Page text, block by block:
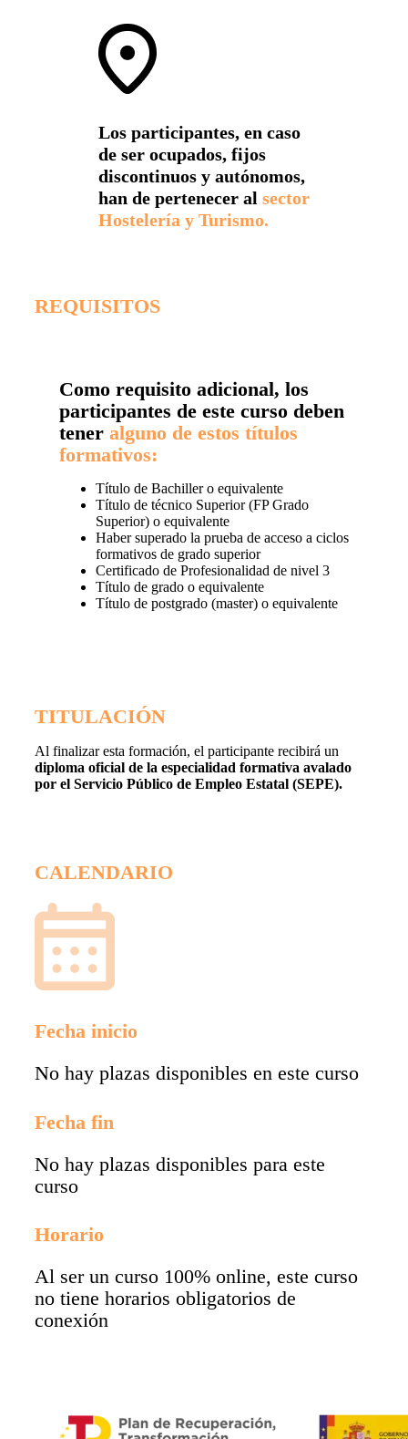
Los participantes, en caso
de ser ocupados, fijos
discontinuos y autónomos,
han de pertenecer al sector
Hostelería y Turismo.
REQUISITOS
Como requisito adicional, los
participantes de este curso deben
tener alguno de estos títulos
formativos:
Título de Bachiller o equivalente
Título de técnico Superior (FP Grado
Superior) o equivalente
Haber superado la prueba de acceso a ciclos
formativos de grado superior
Certificado de Profesionalidad de nivel 3
Título de grado o equivalente
Título de postgrado (master) o equivalente
TITULACIÓN
Al finalizar esta formación, el participante recibirá un
diploma oficial de la especialidad formativa avalado
por el Servicio Público de Empleo Estatal (SEPE).
CALENDARIO
Fecha inicio
No hay plazas disponibles en este curso
Fecha fin
No hay plazas disponibles para este
curso
Horario
Al ser un curso 100% online, este curso
no tiene horarios obligatorios de
conexión